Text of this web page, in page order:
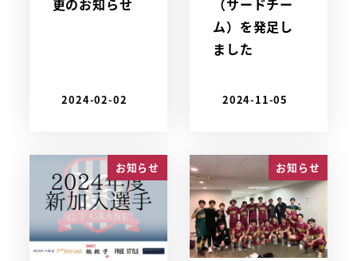
2024-02-02
ム）を発足し
ました
2024-11-05
お知らせ お知らせ